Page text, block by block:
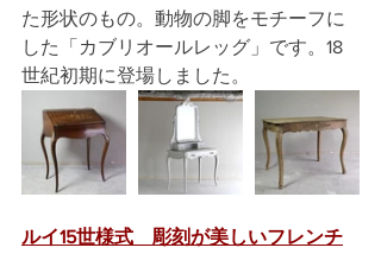
た形状のもの。動物の脚をモチーフに
した「カブリオールレッグ」です。18
世紀初期に登場しました。
ルイ15世様式　彫刻が美しいフレンチ